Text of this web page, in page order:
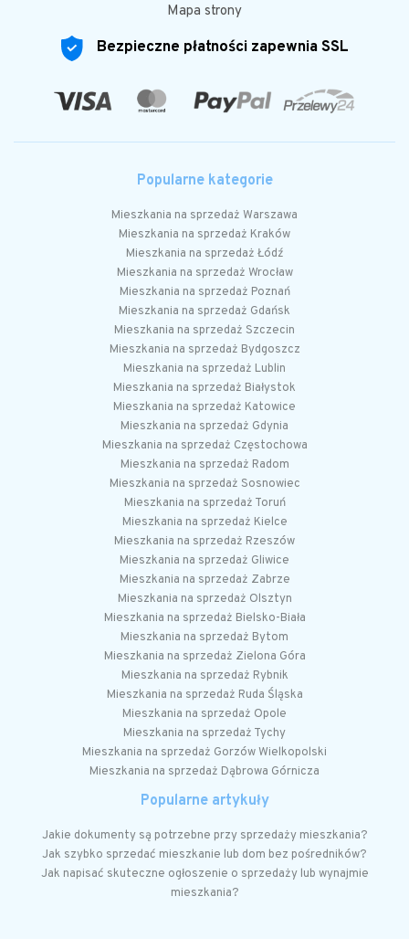
Mapa strony
Bezpieczne płatności zapewnia SSL
Popularne kategorie
Mieszkania na sprzedaż Warszawa
Mieszkania na sprzedaż Kraków
Mieszkania na sprzedaż Łódź
Mieszkania na sprzedaż Wrocław
Mieszkania na sprzedaż Poznań
Mieszkania na sprzedaż Gdańsk
Mieszkania na sprzedaż Szczecin
Mieszkania na sprzedaż Bydgoszcz
Mieszkania na sprzedaż Lublin
Mieszkania na sprzedaż Białystok
Mieszkania na sprzedaż Katowice
Mieszkania na sprzedaż Gdynia
Mieszkania na sprzedaż Częstochowa
Mieszkania na sprzedaż Radom
Mieszkania na sprzedaż Sosnowiec
Mieszkania na sprzedaż Toruń
Mieszkania na sprzedaż Kielce
Mieszkania na sprzedaż Rzeszów
Mieszkania na sprzedaż Gliwice
Mieszkania na sprzedaż Zabrze
Mieszkania na sprzedaż Olsztyn
Mieszkania na sprzedaż Bielsko-Biała
Mieszkania na sprzedaż Bytom
Mieszkania na sprzedaż Zielona Góra
Mieszkania na sprzedaż Rybnik
Mieszkania na sprzedaż Ruda Śląska
Mieszkania na sprzedaż Opole
Mieszkania na sprzedaż Tychy
Mieszkania na sprzedaż Gorzów Wielkopolski
Mieszkania na sprzedaż Dąbrowa Górnicza
Popularne artykuły
Jakie dokumenty są potrzebne przy sprzedaży mieszkania?
Jak szybko sprzedać mieszkanie lub dom bez pośredników?
Jak napisać skuteczne ogłoszenie o sprzedaży lub wynajmie
mieszkania?